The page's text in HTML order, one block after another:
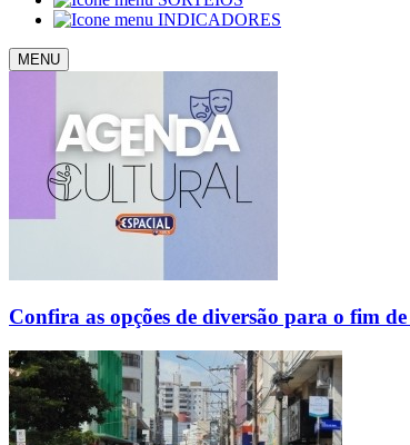
INDICADORES
MENU
Confira as opções de diversão para o fim